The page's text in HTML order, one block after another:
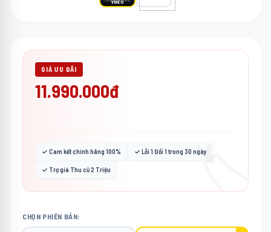
VIDEO
🏷️
GIÁ ƯU ĐÃI
11.990.000đ
✓ Cam kết chính hãng 100% ✓ Lỗi 1 Đổi 1 trong 30 ngày
✓ Trợ giá Thu cũ 2 Triệu
CHỌN PHIÊN BẢN: